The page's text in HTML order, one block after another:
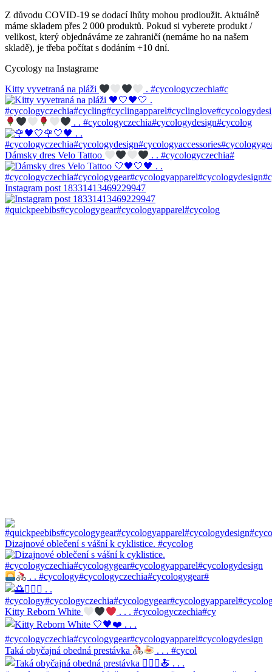
Z důvodu COVID-19 se dodací lhůty mohou prodloužit. Aktuálně
máme skladem přes 2 000 produktů. Pokud si vyberete produkt /
velikost, který objednáváme ze zahraničí (nemáme ho na našem
skladě), je třeba počítat s dodáním +10 dní.
Cycology na Instagrame
Kitty vyvetraná na pláži . #cycologyczechia#c
. . #cycologyczechia#cycologydesign#cycolog
Dámsky dres Velo Tattoo . . #cycologyczechia#
Instagram post 18331413469229947
#quickpeebibs#cycologygear#cycologyapparel#cycolog
Dizajnové oblečení s vášní k cyklistice. #cycolog
. . #cycology#cycologyczechia#cycologygear#
Kitty Reborn White . . . #cycologyczechia#cy
Taká obyčajná obedná prestávka . . . #cycol